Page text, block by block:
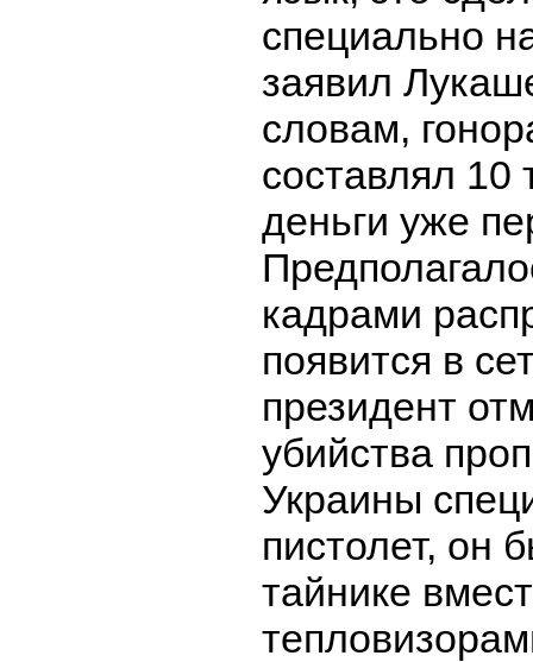
специально
заявил
словам,
составлял 10
деньги уже
кадрами
появится в
президент
убийства
Украины
пистолет, он
тайнике